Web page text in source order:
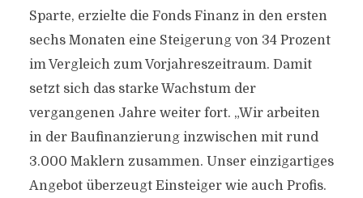
Sparte, erzielte die Fonds Finanz in den ersten
sechs Monaten eine Steigerung von 34 Prozent
im Vergleich zum Vorjahreszeitraum. Damit
setzt sich das starke Wachstum der
vergangenen Jahre weiter fort. „Wir arbeiten
in der Baufinanzierung inzwischen mit rund
3.000 Maklern zusammen. Unser einzigartiges
Angebot überzeugt Einsteiger wie auch Profis.